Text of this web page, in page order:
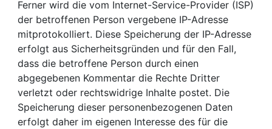
Ferner wird die vom Internet-Service-Provider (ISP)
der betroffenen Person vergebene IP-Adresse
mitprotokolliert. Diese Speicherung der IP-Adresse
erfolgt aus Sicherheitsgründen und für den Fall,
dass die betroffene Person durch einen
abgegebenen Kommentar die Rechte Dritter
verletzt oder rechtswidrige Inhalte postet. Die
Speicherung dieser personenbezogenen Daten
erfolgt daher im eigenen Interesse des für die